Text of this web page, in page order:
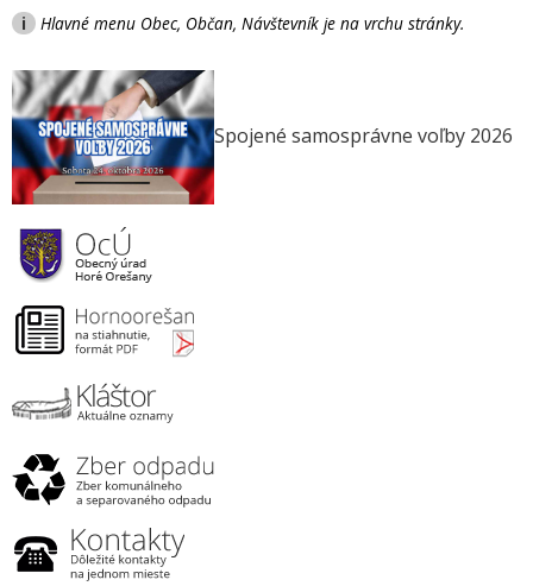
i Hlavné menu Obec, Občan, Návštevník je na vrchu stránky.
Spojené samosprávne voľby 2026